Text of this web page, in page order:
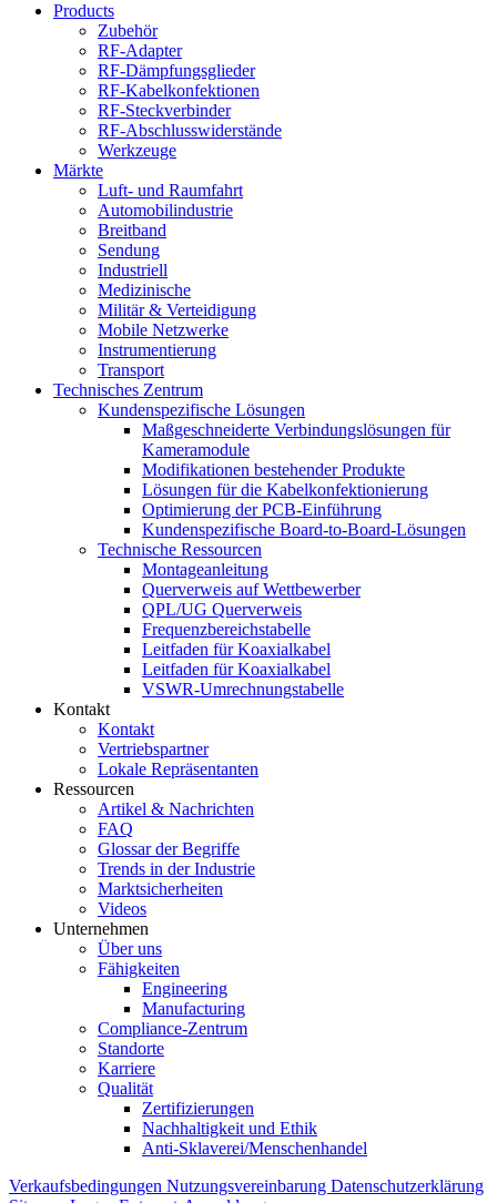
Products
Zubehör
RF-Adapter
RF-Dämpfungsglieder
RF-Kabelkonfektionen
RF-Steckverbinder
RF-Abschlusswiderstände
Werkzeuge
Märkte
Luft- und Raumfahrt
Automobilindustrie
Breitband
Sendung
Industriell
Medizinische
Militär & Verteidigung
Mobile Netzwerke
Instrumentierung
Transport
Technisches Zentrum
Kundenspezifische Lösungen
Maßgeschneiderte Verbindungslösungen für
Kameramodule
Modifikationen bestehender Produkte
Lösungen für die Kabelkonfektionierung
Optimierung der PCB-Einführung
Kundenspezifische Board-to-Board-Lösungen
Technische Ressourcen
Montageanleitung
Querverweis auf Wettbewerber
QPL/UG Querverweis
Frequenzbereichstabelle
Leitfaden für Koaxialkabel
Leitfaden für Koaxialkabel
VSWR-Umrechnungstabelle
Kontakt
Kontakt
Vertriebspartner
Lokale Repräsentanten
Ressourcen
Artikel & Nachrichten
FAQ
Glossar der Begriffe
Trends in der Industrie
Marktsicherheiten
Videos
Unternehmen
Über uns
Fähigkeiten
Engineering
Manufacturing
Compliance-Zentrum
Standorte
Karriere
Qualität
Zertifizierungen
Nachhaltigkeit und Ethik
Anti-Sklaverei/Menschenhandel
Verkaufsbedingungen Nutzungsvereinbarung Datenschutzerklärung